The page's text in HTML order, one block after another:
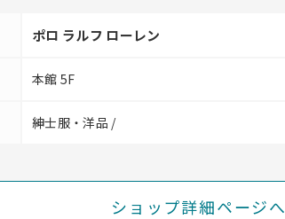
ポロ ラルフ ローレン
本館 5F
紳士服・洋品 /
ショップ詳細ページへ